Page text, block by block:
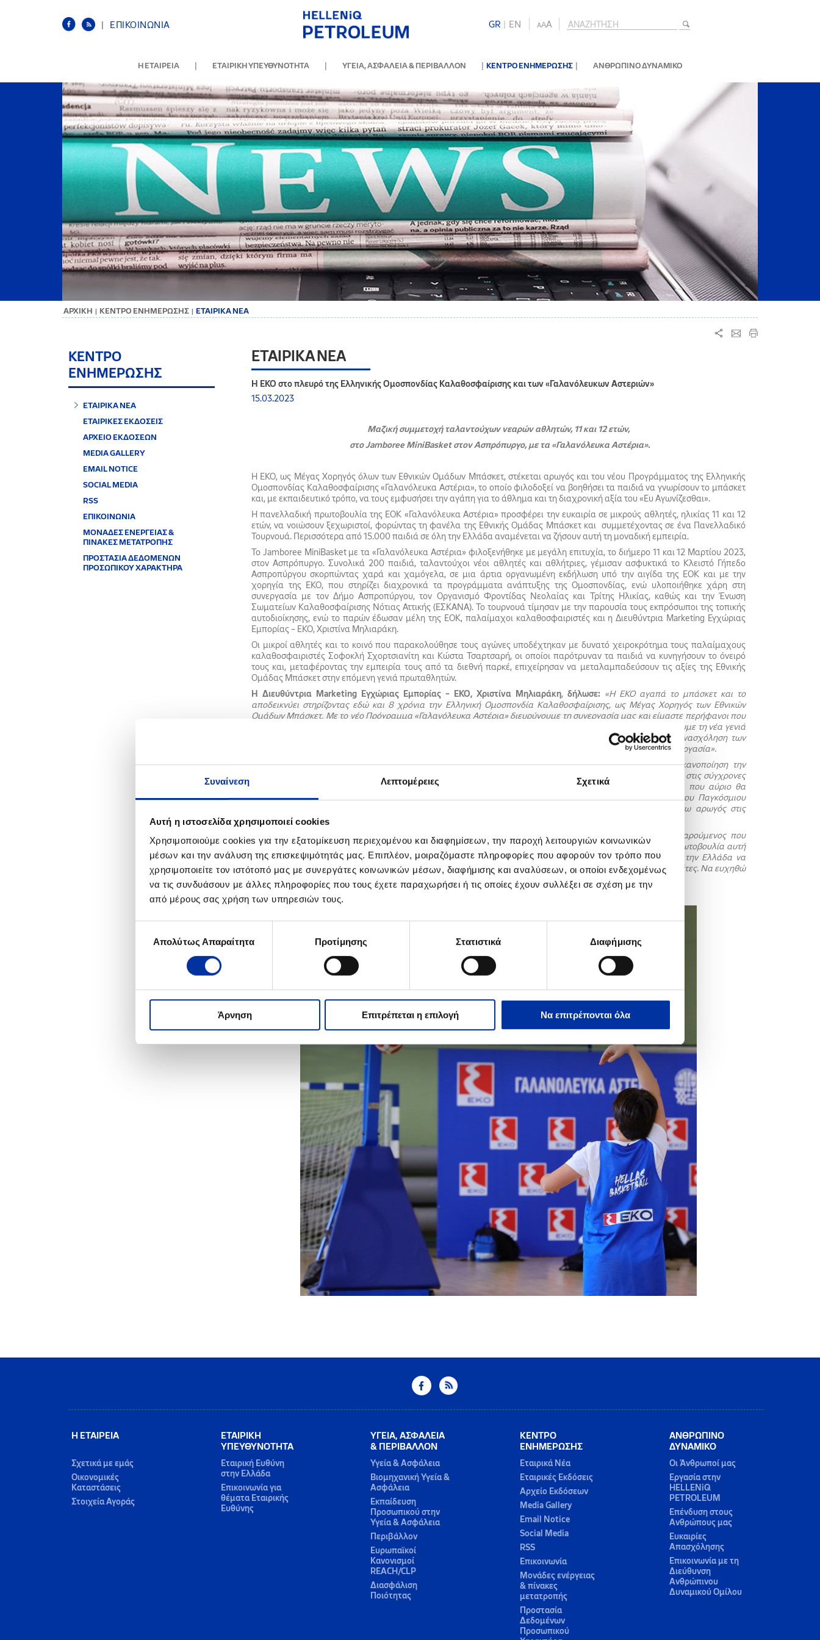
Συναίνεση Λεπτομέρειες Σχετικά
Αυτή η ιστοσελίδα χρησιμοποιεί cookies
Χρησιμοποιούμε cookies για την εξατομίκευση περιεχομένου και διαφημίσεων, την παροχή λειτουργιών κοινωνικών
μέσων και την ανάλυση της επισκεψιμότητάς μας. Επιπλέον, μοιραζόμαστε πληροφορίες που αφορούν τον τρόπο που
χρησιμοποιείτε τον ιστότοπό μας με συνεργάτες κοινωνικών μέσων, διαφήμισης και αναλύσεων, οι οποίοι ενδεχομένως
να τις συνδυάσουν με άλλες πληροφορίες που τους έχετε παραχωρήσει ή τις οποίες έχουν συλλέξει σε σχέση με την
από μέρους σας χρήση των υπηρεσιών τους.
συγκατάθεσης
Απολύτως Απαραίτητα Προτίμησης Στατιστικά Διαφήμισης
Άρνηση Επιτρέπεται η επιλογή Να επιτρέπονται όλα
| ΕΠΙΚΟΙΝΩΝΙΑ GR | ΕΝ AAA
Η ΕΤΑΙΡΕΙΑ | ΕΤΑΙΡΙΚΗ ΥΠΕΥΘΥΝΟΤΗΤΑ | ΥΓΕΙΑ, ΑΣΦΑΛΕΙΑ & ΠΕΡΙΒΑΛΛΟΝ | ΚΕΝΤΡΟ ΕΝΗΜΕΡΩΣΗΣ | ΑΝΘΡΩΠΙΝΟ ΔΥΝΑΜΙΚΟ
ΑΡΧΙΚΗ | ΚΕΝΤΡΟ ΕΝΗΜΕΡΩΣΗΣ | ΕΤΑΙΡΙΚΑ ΝΕΑ
ΚΕΝΤΡΟ
ΕΝΗΜΕΡΩΣΗΣ
ΕΤΑΙΡΙΚΑ ΝΕΑ
ΕΤΑΙΡΙΚΕΣ ΕΚΔΟΣΕΙΣ
ΑΡΧΕΙΟ ΕΚΔΟΣΕΩΝ
MEDIA GALLERY
EMAIL NOTICE
SOCIAL MEDIA
RSS
ΕΠΙΚΟΙΝΩΝΙΑ
ΜΟΝΑΔΕΣ ΕΝΕΡΓΕΙΑΣ &
ΠΙΝΑΚΕΣ ΜΕΤΑΤΡΟΠΗΣ
ΠΡΟΣΤΑΣΙΑ ΔΕΔΟΜΕΝΩΝ
ΠΡΟΣΩΠΙΚΟΥ ΧΑΡΑΚΤΗΡΑ
ΕΤΑΙΡΙΚΑ ΝΕΑ
Η ΕΚΟ στο πλευρό της Ελληνικής Ομοσπονδίας Καλαθοσφαίρισης και των «Γαλανόλευκων Αστεριών»
15.03.2023
Μαζική συμμετοχή ταλαντούχων νεαρών αθλητών, 11 και 12 ετών,
στο Jamboree MiniBasket στον Ασπρόπυργο, με τα «Γαλανόλευκα Αστέρια».
Η ΕΚΟ, ως Μέγας Χορηγός όλων των Εθνικών Ομάδων Μπάσκετ, στέκεται αρωγός και του νέου Προγράμματος της Ελληνικής
Ομοσπονδίας Καλαθοσφαίρισης «Γαλανόλευκα Αστέρια», το οποίο φιλοδοξεί να βοηθήσει τα παιδιά να γνωρίσουν το μπάσκετ
και, με εκπαιδευτικό τρόπο, να τους εμφυσήσει την αγάπη για το άθλημα και τη διαχρονική αξία του «Ευ Αγωνίζεσθαι».
Η πανελλαδική πρωτοβουλία της ΕΟΚ «Γαλανόλευκα Αστέρια» προσφέρει την ευκαιρία σε μικρούς αθλητές, ηλικίας 11 και 12
ετών, να νοιώσουν ξεχωριστοί, φορώντας τη φανέλα της Εθνικής Ομάδας Μπάσκετ και συμμετέχοντας σε ένα Πανελλαδικό
Τουρνουά. Περισσότερα από 15.000 παιδιά σε όλη την Ελλάδα αναμένεται να ζήσουν αυτή τη μοναδική εμπειρία.
Το Jamboree MiniBasket με τα «Γαλανόλευκα Αστέρια» φιλοξενήθηκε με μεγάλη επιτυχία, το διήμερο 11 και 12 Μαρτίου 2023,
στον Ασπρόπυργο. Συνολικά 200 παιδιά, ταλαντούχοι νέοι αθλητές και αθλήτριες, γέμισαν ασφυκτικά το Κλειστό Γήπεδο
Ασπροπύργου σκορπώντας χαρά και χαμόγελα, σε μια άρτια οργανωμένη εκδήλωση υπό την αιγίδα της ΕΟΚ και με την
χορηγία της ΕΚΟ, που στηρίζει διαχρονικά τα προγράμματα ανάπτυξης της Ομοσπονδίας, ενώ υλοποιήθηκε χάρη στη
συνεργασία με τον Δήμο Ασπροπύργου, τον Οργανισμό Φροντίδας Νεολαίας και Τρίτης Ηλικίας, καθώς και την Ένωση
Σωματείων Καλαθοσφαίρισης Νότιας Αττικής (ΕΣΚΑΝΑ). Το τουρνουά τίμησαν με την παρουσία τους εκπρόσωποι της τοπικής
αυτοδιοίκησης, ενώ το παρών έδωσαν μέλη της ΕΟΚ, παλαίμαχοι καλαθοσφαιριστές και η Διευθύντρια Marketing Εγχώριας
Εμπορίας – ΕΚΟ, Χριστίνα Μηλιαράκη.
Οι μικροί αθλητές και το κοινό που παρακολούθησε τους αγώνες υποδέχτηκαν με δυνατό χειροκρότημα τους παλαίμαχους
καλαθοσφαιριστές Σοφοκλή Σχορτσιανίτη και Κώστα Τσαρτσαρή, οι οποίοι παρότρυναν τα παιδιά να κυνηγήσουν το όνειρό
τους και, μεταφέροντας την εμπειρία τους από τα διεθνή παρκέ, επιχείρησαν να μεταλαμπαδεύσουν τις αξίες της Εθνικής
Ομάδας Μπάσκετ στην επόμενη γενιά πρωταθλητών.
Η Διευθύντρια Marketing Εγχώριας Εμπορίας – ΕΚΟ, Χριστίνα Μηλιαράκη, δήλωσε: «Η ΕΚΟ αγαπά το μπάσκετ και το
αποδεικνύει στηρίζοντας εδώ και 8 χρόνια την Ελληνική Ομοσπονδία Καλαθοσφαίρισης, ως Μέγας Χορηγός των Εθνικών
Ομάδων Μπάσκετ. Με το νέο Πρόγραμμα «Γαλανόλευκα Αστέρια» διευρύνουμε τη συνεργασία μας και είμαστε περήφανοι που
μας δίνεται η δυνατότητα να επενδύσουμε στο μέλλον του ελληνικού μπάσκετ και παράλληλα να υποστηρίξουμε τη νέα γενιά
, προωθώντας την ενασχόληση των
παιδιών με τον αθλητισμό, που βοηθά όχι μόνο στη σωματική υγεία, αλλά και στην κοινωνικοποίηση και τη συνεργασία».
Ο Δήμαρχος Ασπροπύργου, Νίκος Μελετίου, δήλωσε σχετικά:«Φιλοξενούμε με ιδιαίτερη χαρά και ικανοποίηση την
πρωτοβουλία JAMBOREES Γαλανόλευκα Αστέρια της Ομοσπονδίας Καλαθοσφαίρισης με τη χορηγία της ΕΚΟ στις σύγχρονες
αθλητικές εγκαταστάσεις του Δήμου Ασπροπύργου. Υποδεχόμαστε τους μικρούς μας μπασκετμπολίστες που αύριο θα
φορέσουν τη Γαλανόλευκη και θα συνεχίσουν να κρατούν την Ελληνική Καλαθοσφαίριση στην κορυφή του Παγκόσμιου
Μπάσκετ γεμίζοντας υπερηφάνεια όλους εμάς. Σας εκφράζω τα θερμά μου συγχαρητήρια και παραμένω αρωγός στις
πρωτοβουλίες σας».
Ο Κώστας Τσαρτσαρής, Υπεύθυνος του Αναπτυξιακού Προγράμματος της ΕΟΚ ανέφερε:
«Είμαι πολύ χαρούμενος που
βρίσκομαι σήμερα στον Ασπρόπυργο στο Jamboree ΜiniBasket ανάμεσα σε τόσα γαλανόλευκα αστέρια. Η πρωτοβουλία αυτή
της Ομοσπονδίας με την στήριξη της ΕΚΟ προφέρει την ευκαιρία σε μικρούς μπασκετμπολίστες από όλη την Ελλάδα να
ξεδιπλώσουν το ταλέντο τους παίζοντας με μπάλες που αντιπροσωπεύουν την ηλικία τους και χαμηλές μπασκέτες. Να ευχηθώ
στα γαλανόλευκα αστέρια, πολλά καλάθια!
Η ΕΤΑΙΡΕΙΑ
Σχετικά με εμάς
Οικονομικές
Καταστάσεις
Στοιχεία Αγοράς
ΕΤΑΙΡΙΚΗ
ΥΠΕΥΘΥΝΟΤΗΤΑ
Εταιρική Ευθύνη
στην Ελλάδα
Επικοινωνία για
θέματα Εταιρικής
Ευθύνης
ΥΓΕΙΑ, ΑΣΦΑΛΕΙΑ
& ΠΕΡΙΒΑΛΛΟΝ
Υγεία & Ασφάλεια
Βιομηχανική Υγεία &
Ασφάλεια
Εκπαίδευση
Προσωπικού στην
Υγεία & Ασφάλεια
Περιβάλλον
Ευρωπαϊκοί
Κανονισμοί
REACH/CLP
Διασφάλιση
Ποιότητας
ΚΕΝΤΡΟ
ΕΝΗΜΕΡΩΣΗΣ
Εταιρικά Νέα
Εταιρικές Εκδόσεις
Αρχείο Εκδόσεων
Media Gallery
Email Notice
Social Media
RSS
Επικοινωνία
Μονάδες ενέργειας
& πίνακες
μετατροπής
Προστασία
Δεδομένων
Προσωπικού
ΑΝΘΡΩΠΙΝΟ
ΔΥΝΑΜΙΚΟ
Οι Άνθρωποί μας
Εργασία στην
HELLENiQ
PETROLEUM
Επένδυση στους
Ανθρώπους μας
Ευκαιρίες
Απασχόλησης
Επικοινωνία με τη
Διεύθυνση
Ανθρώπινου
Δυναμικού Ομίλου